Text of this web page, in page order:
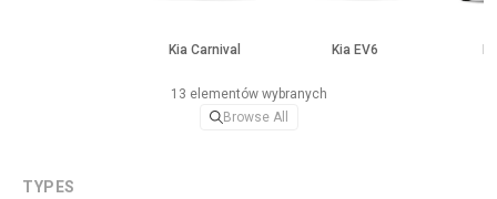
Kia Carnival Kia EV6
13 elementów wybranych
Browse All
TYPES